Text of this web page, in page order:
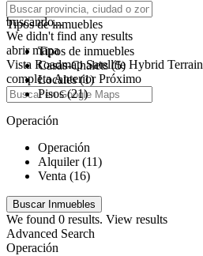
click to enable zoom
buscando...
We didn't find any results
abrir mapa
Vista Roadmap Satellite Hybrid Terrain
completaAnterior Próximo
Tipos de inmuebles
Tipos de inmuebles
Casas-Chalets (5)
Locales (1)
Pisos (21)
Operación
Operación
Alquiler (11)
Venta (16)
We found 0 results. View results
Advanced Search
Operación